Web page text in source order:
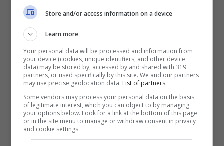
Vettel: “Le McLaren sono molto
competitive”
Nov 12, 2011
Store and/or access information on a device
Learn more
Your personal data will be processed and information from
your device (cookies, unique identifiers, and other device
data) may be stored by, accessed by and shared with 319
partners, or used specifically by this site. We and our partners
may use precise geolocation data. List of partners.
Some vendors may process your personal data on the basis
of legitimate interest, which you can object to by managing
your options below. Look for a link at the bottom of this page
or in the site menu to manage or withdraw consent in privacy
and cookie settings.